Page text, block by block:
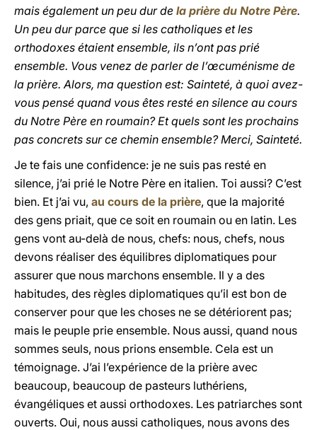
mais également un peu dur de la prière du Notre Père.
Un peu dur parce que si les catholiques et les
orthodoxes étaient ensemble, ils n’ont pas prié
ensemble. Vous venez de parler de l’œcuménisme de
la prière. Alors, ma question est: Sainteté, à quoi avez-
vous pensé quand vous êtes resté en silence au cours
du Notre Père en roumain? Et quels sont les prochains
pas concrets sur ce chemin ensemble? Merci, Sainteté.
Je te fais une confidence: je ne suis pas resté en
silence, j’ai prié le Notre Père en italien. Toi aussi? C’est
bien. Et j’ai vu, au cours de la prière, que la majorité
des gens priait, que ce soit en roumain ou en latin. Les
gens vont au-delà de nous, chefs: nous, chefs, nous
devons réaliser des équilibres diplomatiques pour
assurer que nous marchons ensemble. Il y a des
habitudes, des règles diplomatiques qu’il est bon de
conserver pour que les choses ne se détériorent pas;
mais le peuple prie ensemble. Nous aussi, quand nous
sommes seuls, nous prions ensemble. Cela est un
témoignage. J’ai l’expérience de la prière avec
beaucoup, beaucoup de pasteurs luthériens,
évangéliques et aussi orthodoxes. Les patriarches sont
ouverts. Oui, nous aussi catholiques, nous avons des